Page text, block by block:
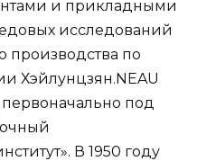
и прикладными
исследований
производства по
Хэйлунцзян.NEAU
под
В 1950 году